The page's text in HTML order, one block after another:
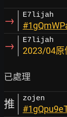
→ E7lijah
→ E7lijah
2023/04原
推 zojen